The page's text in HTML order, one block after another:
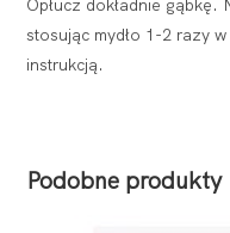
stosując mydło 1-2 razy
instrukcją.
Podobne produkty